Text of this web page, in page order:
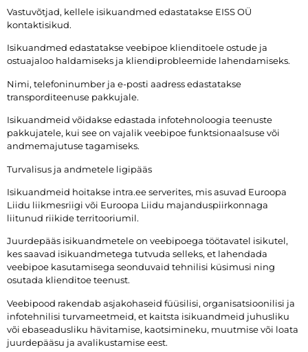
Vastuvõtjad, kellele isikuandmed edastatakse EISS OÜ
kontaktisikud.
Isikuandmed edastatakse veebipoe klienditoele ostude ja
ostuajaloo haldamiseks ja kliendiprobleemide lahendamiseks.
Nimi, telefoninumber ja e-posti aadress edastatakse
transporditeenuse pakkujale.
Isikuandmeid võidakse edastada infotehnoloogia teenuste
pakkujatele, kui see on vajalik veebipoe funktsionaalsuse või
andmemajutuse tagamiseks.
Turvalisus ja andmetele ligipääs
Isikuandmeid hoitakse intra.ee serverites, mis asuvad Euroopa
Liidu liikmesriigi või Euroopa Liidu majanduspiirkonnaga
liitunud riikide territooriumil.
Juurdepääs isikuandmetele on veebipoega töötavatel isikutel,
kes saavad isikuandmetega tutvuda selleks, et lahendada
veebipoe kasutamisega seonduvaid tehnilisi küsimusi ning
osutada klienditoe teenust.
Veebipood rakendab asjakohaseid füüsilisi, organisatsioonilisi ja
infotehnilisi turvameetmeid, et kaitsta isikuandmeid juhusliku
või ebaseadusliku hävitamise, kaotsimineku, muutmise või loata
juurdepääsu ja avalikustamise eest.